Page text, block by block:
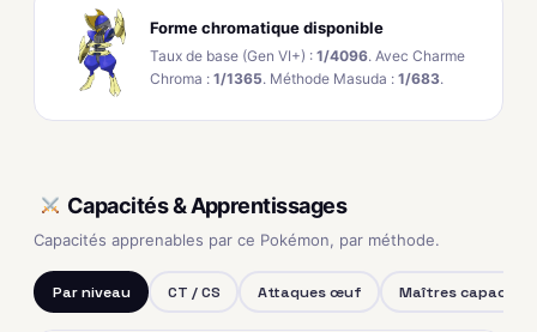
Forme chromatique disponible
Taux de base (Gen VI+) : 1/4096. Avec Charme
Chroma : 1/1365. Méthode Masuda : 1/683.
Capacités & Apprentissages
Capacités apprenables par ce Pokémon, par méthode.
Par niveau CT / CS Attaques œuf Maîtres capacités